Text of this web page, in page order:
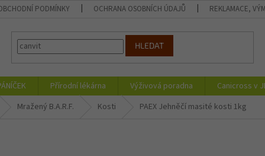
PODMÍNKY OCHRANA OSOBNÍCH ÚDAJŮ REKLAMACE,
HLEDAT
Přírodní lékárna Výživová poradna Canicross v
Mražený B.A.R.F. Kosti PAEX Jehněčí masité kosti 1kg